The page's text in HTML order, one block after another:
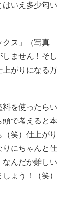
はいえ多少匂い
クス」（写真
しません！そし
上がりになる万
料を使ったらい
頭で考えると本
笑） 仕上がり
りにちゃんと仕
なんだか難しい
ょう！（笑）